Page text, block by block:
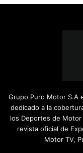
Grupo Puro Motor S.A
dedicado a la
los Deportes de Motor
revista oficial de
Motor TV,